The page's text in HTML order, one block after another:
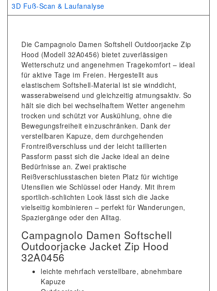
3D Fuß-Scan & Laufanalyse
Die Campagnolo Damen Softshell Outdoorjacke Zip
Hood (Modell 32A0456) bietet zuverlässigen
Wetterschutz und angenehmen Tragekomfort – ideal
für aktive Tage im Freien. Hergestellt aus
elastischem Softshell-Material ist sie winddicht,
wasserabweisend und gleichzeitig atmungsaktiv. So
hält sie dich bei wechselhaftem Wetter angenehm
trocken und schützt vor Auskühlung, ohne die
Bewegungsfreiheit einzuschränken. Dank der
verstellbaren Kapuze, dem durchgehenden
Frontreißverschluss und der leicht taillierten
Passform passt sich die Jacke ideal an deine
Bedürfnisse an. Zwei praktische
Reißverschlusstaschen bieten Platz für wichtige
Utensilien wie Schlüssel oder Handy. Mit ihrem
sportlich-schlichten Look lässt sich die Jacke
vielseitig kombinieren – perfekt für Wanderungen,
Spaziergänge oder den Alltag.
Campagnolo Damen Softschell
Outdoorjacke Jacket Zip Hood
32A0456
leichte mehrfach verstellbare, abnehmbare
Kapuze